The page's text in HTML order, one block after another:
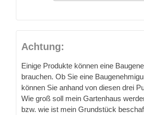
Achtung:
Einige Produkte können eine
brauchen. Ob Sie eine
können Sie anhand von diesen drei
Wie groß soll mein Gartenhaus
bzw. wie ist mein Grundstück